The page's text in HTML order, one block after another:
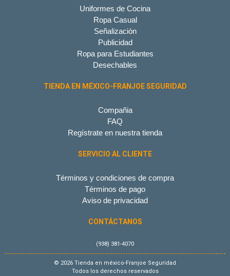
Uniformes de Cocina
Ropa Casual
Señalización
Publicidad
Ropa para Estudiantes
Desechables
TIENDA EN MÉXICO-FRANJOE SEGURIDAD
Compañia
FAQ
Regístrate en nuestra tienda
SERVICIO AL CLIENTE
Términos y condiciones de compra
Términos de pago
Aviso de privacidad
CONTÁCTANOS
(938) 381-4070
© 2026 Tienda en méxico-Franjoe Seguridad
Todos los derechos reservados